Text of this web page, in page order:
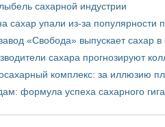
сахарной индустрии
сахар упали из-за популярности
«Свобода» выпускает сахар в
сахара прогнозируют
комплекс: за иллюзию
формула успеха сахарного